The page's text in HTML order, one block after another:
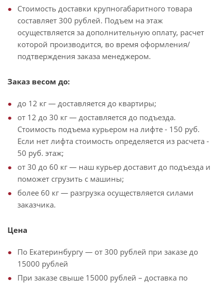
Стоимость доставки крупногабаритного товара
составляет 300 рублей. Подъем на этаж
осуществляется за дополнительную оплату, расчет
которой производится, во время оформления/
подтверждения заказа менеджером.
Заказ весом до:
до 12 кг — доставляется до квартиры;
от 12 до 30 кг — доставляется до подъезда.
Стоимость подъема курьером на лифте - 150 руб.
Если нет лифта стоимость определяется из расчета -
50 руб. этаж;
от 30 до 60 кг — наш курьер доставит до подъезда и
поможет сгрузить с машины;
более 60 кг — разгрузка осуществляется силами
заказчика.
Цена
По Екатеринбургу — от 300 рублей при заказе до
15000 рублей
При заказе свыше 15000 рублей – доставка по